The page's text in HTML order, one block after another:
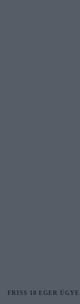
FRISS 10 EGER ÜGYE